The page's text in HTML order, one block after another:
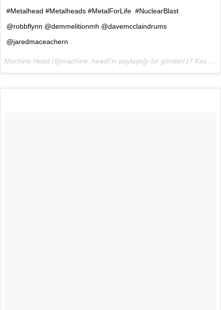
#Metalhead #Metalheads #MetalForLife #NuclearBlast
@robbflynn @demmelitionmh @davemcclaindrums
@jaredmaceachern
Machine Head (@machine_head)’in paylaştığı bir gönderi (7 Kas 2017, 12:55 PST